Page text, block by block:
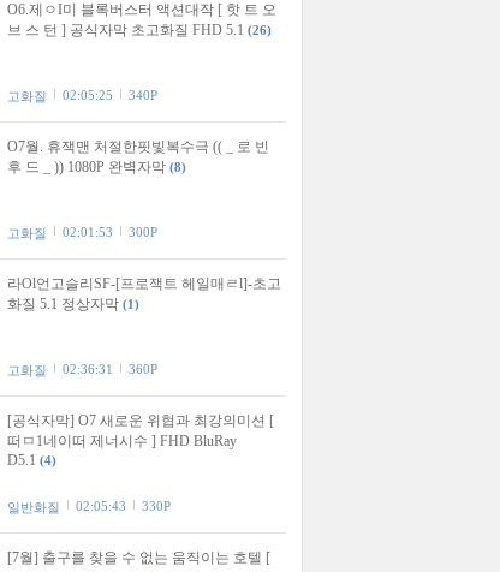
O6.제ㅇI미 블록버스터 액션대작 [ 핫 트 오
브 스 턴 ] 공식자막 초고화질 FHD 5.1 (26)
고화질 02:05:25 340P
O7월. 휴잭맨 처절한핏빛복수극 (( _ 로 빈
후 드 _ )) 1080P 완벽자막 (8)
고화질 02:01:53 300P
라Ol언고슬리SF-[프로잭트 헤일매ㄹl]-초고
화질 5.1 정상자막 (1)
고화질 02:36:31 360P
[공식자막] O7 새로운 위협과 최강의미션 [
떠ㅁ1네이떠 제너시수 ] FHD BluRay
D5.1 (4)
일반화질 02:05:43 330P
[7월] 출구를 찾을 수 없는 움직이는 호텔 [